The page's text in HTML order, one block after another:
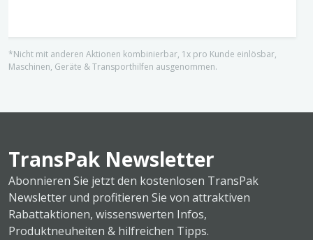
*Nicht mit anderen Aktionen kombinierbar, 1x pro Kunde einlösbar,
Maschinen, Geräte & Transporthilfen ausgenommen.
TransPak Newsletter
Abonnieren Sie jetzt den kostenlosen TransPak
Newsletter und profitieren Sie von attraktiven
Rabattaktionen, wissenswerten Infos,
Produktneuheiten & hilfreichen Tipps.